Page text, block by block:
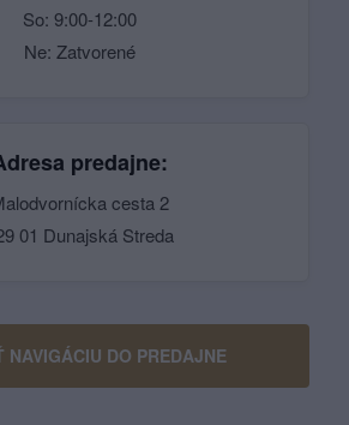
So: 9:00-12:00
Ne: Zatvorené
predajne:
cesta 2
01 Dunajská Streda
NAVIGÁCIU DO PREDAJNE